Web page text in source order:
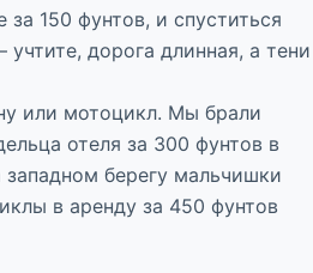
150 фунтов, и спуститься
дорога длинная, а тени
или мотоцикл. Мы брали
отеля за 300 фунтов в
западном берегу мальчишки
в аренду за 450 фунтов